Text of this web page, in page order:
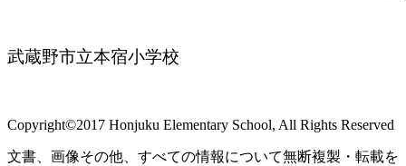
武蔵野市立本宿小学校
Copyright©2017 Honjuku Elementary School, All Rights Reserved
文書、画像その他、すべての情報について無断複製・転載を